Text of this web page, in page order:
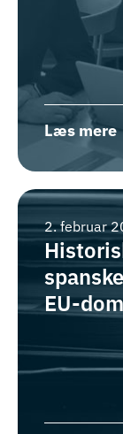
Læs mere
2. februar
EU-